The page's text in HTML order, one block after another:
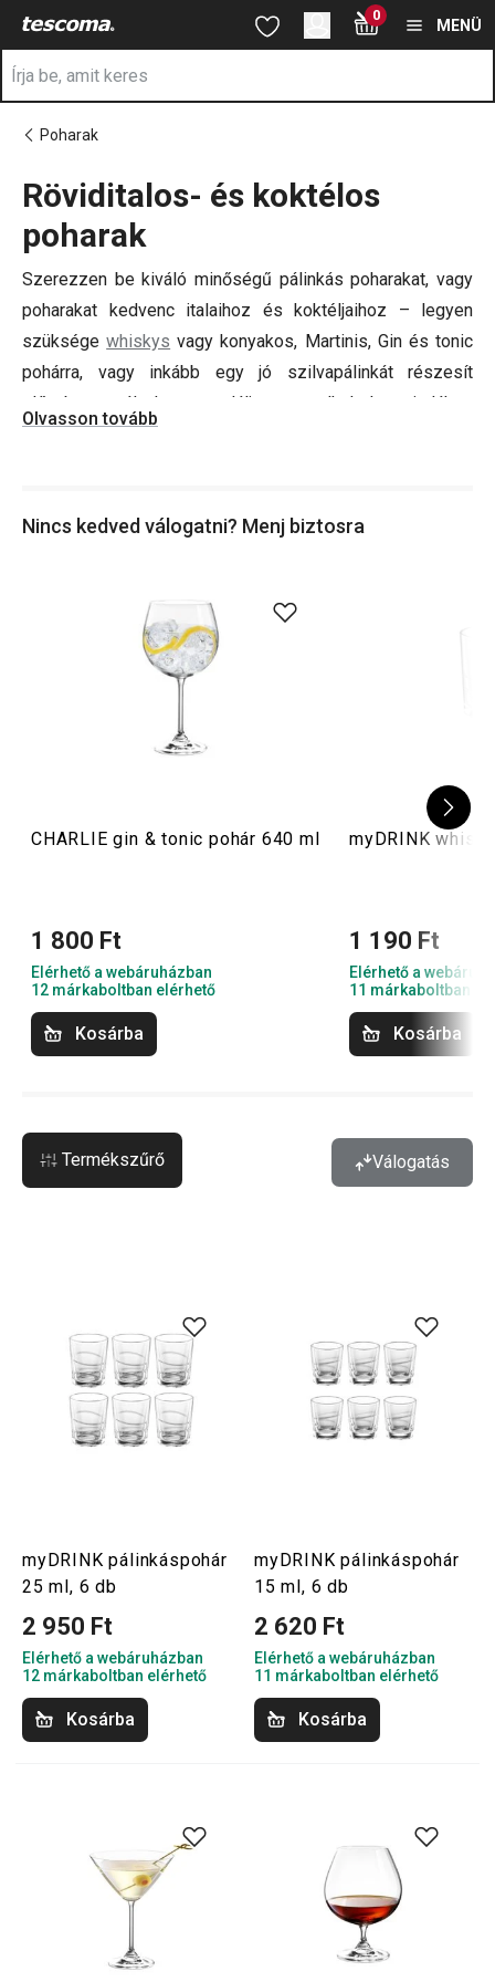
A Röviditalos- és koktélos poharak oldalon tartózkodik
Ugrás a fő tartalomhoz
Ugrás a kereséshez
Ugrás a navigációhoz 0
MENÜ
Poharak
Röviditalos- és koktélos
poharak
Szerezzen be kiváló minőségű pálinkás poharakat, vagy
poharakat kedvenc italaihoz és koktéljaihoz – legyen
szükségewhiskys vagy konyakos, Martinis, Gin és tonic
pohárra, vagy inkább egy jó szilvapálinkát részesít
előnyben, nálunk megtalálja az alkoholos italához
megfelelő poharat.
Olvasson tovább
Nincs kedved válogatni? Menj biztosra
CHARLIE gin & tonic pohár 640 ml
1 800 Ft
Elérhető a webáruházban
12 márkaboltban elérhető
Kosárba
myDRINK
1 190 Ft
Elérhető a
11 márkaboltban
Kosárba
Termékszűrő Válogatás
myDRINK pálinkáspohár
25 ml, 6 db
2 950 Ft
Elérhető a webáruházban
12 márkaboltban elérhető
Kosárba
myDRINK pálinkáspohár
15 ml, 6 db
2 620 Ft
Elérhető a webáruházban
11 márkaboltban elérhető
Kosárba